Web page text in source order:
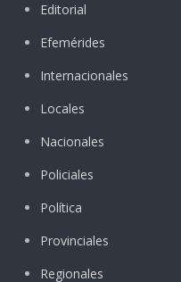
Editorial
Efemérides
Internacionales
Locales
Nacionales
Policiales
Política
Provinciales
Regionales